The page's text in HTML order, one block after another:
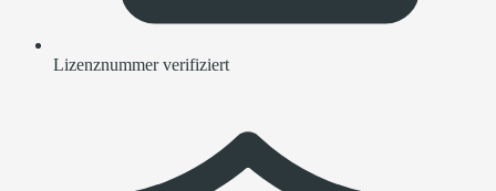
Lizenznummer verifiziert